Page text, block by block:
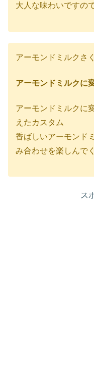
大人な味わいですの
アーモンドミルクさ
アーモンドミルクに
アーモンドミルクに
えたカスタム
香ばしいアーモンド
み合わせを楽しんで
ス